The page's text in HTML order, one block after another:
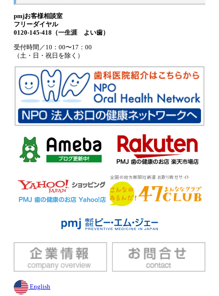
pmjお客様相談室
フリーダイヤル
0120-145-418（一生涯 よい歯）
受付時間／10：00〜17：00
（土・日・祝日を除く）
English